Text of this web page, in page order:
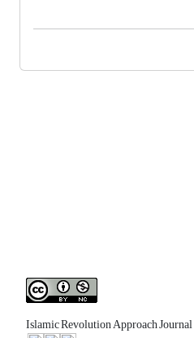
Islamic Revolution Approach Journal